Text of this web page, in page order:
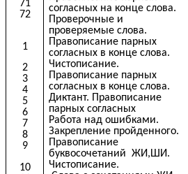
71
72
1
2
3
4
5
6
7
8
9
10
согласных на конце слова.
Проверочные и
проверяемые слова.
Правописание парных
согласных в конце слова.
Чистописание.
Правописание парных
согласных в конце слова.
Диктант. Правописание
парных согласных
Работа над ошибками.
Закрепление пройденного.
Правописание
буквосочетаний ЖИ,ШИ.
Чистописание.